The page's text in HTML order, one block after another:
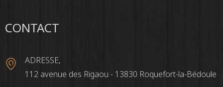
CONTACT
ADRESSE,
112 avenue des Rigaou - 13830 Roquefort-la-Bédoule